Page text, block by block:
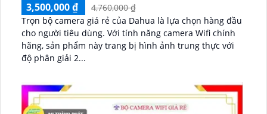
3,500,000 ₫
4,760,000 ₫
Trọn bộ camera giá rẻ của Dahua là lựa chọn hàng đầu
cho người tiêu dùng. Với tính năng camera Wifi chính
hãng, sản phẩm này trang bị hình ảnh trung thực với
độ phân giải 2...